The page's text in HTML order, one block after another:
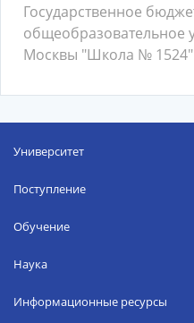
Государственное
общеобразовательное
Москвы "Школа № 1524"
Университет
Поступление
Обучение
Наука
Информационные ресурсы